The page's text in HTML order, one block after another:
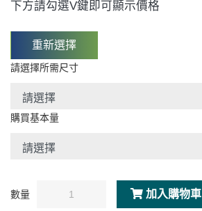
下方請勾選V鍵即可顯示價格
重新選擇
請選擇所需尺寸
購買基本量
數量 加入購物車